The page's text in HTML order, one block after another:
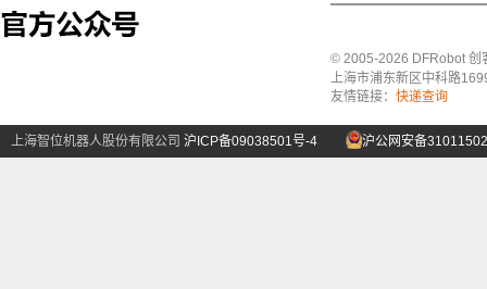
© 2005-2026 DFRobot 创
上海市浦东新区中科路
友情链接： 快递查询
上海智位机器人股份有限公司 沪ICP备09038501号-4 沪公网安备